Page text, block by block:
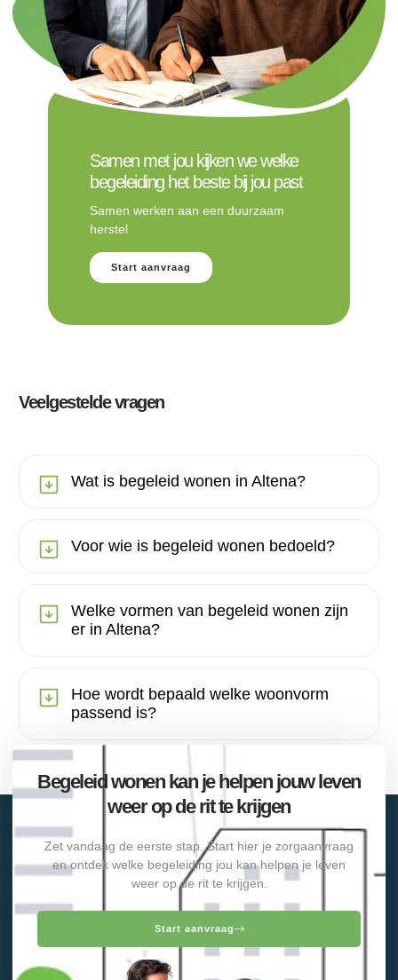
Samen met jou kijken we welke
begeleiding het beste bij jou past
Samen werken aan een duurzaam
herstel
Start aanvraag
Veelgestelde vragen
Wat is begeleid wonen in Altena?
Voor wie is begeleid wonen bedoeld?
Welke vormen van begeleid wonen zijn
er in Altena?
Hoe wordt bepaald welke woonvorm
passend is?
Begeleid wonen kan je helpen jouw leven
weer op de rit te krijgen
Zet vandaag de eerste stap. Start hier je zorgaanvraag
en ontdek welke begeleiding jou kan helpen je leven
weer op de rit te krijgen.
Start aanvraag